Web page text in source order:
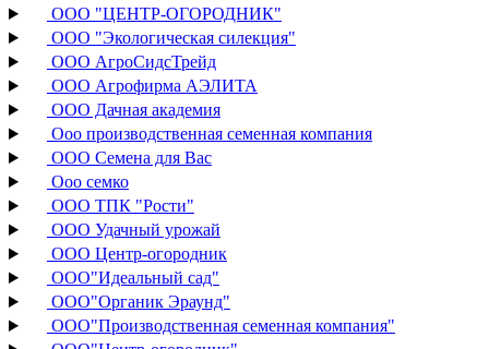
ООО "ЦЕНТР-ОГОРОДНИК"
ООО "Экологическая силекция"
ООО АгроСидсТрейд
ООО Агрофирма АЭЛИТА
ООО Дачная академия
Ооо производственная семенная компания
ООО Семена для Вас
Ооо семко
ООО ТПК "Рости"
ООО Удачный урожай
ООО Центр-огородник
ООО"Идеальный сад"
ООО"Органик Эраунд"
ООО"Производственная семенная компания"